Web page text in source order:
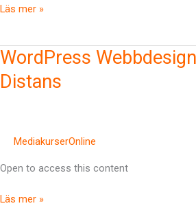
Läs mer »
WordPress
Distans
MediakurserOnline
Open to access this content
WordPress
Specialist
Läs mer »